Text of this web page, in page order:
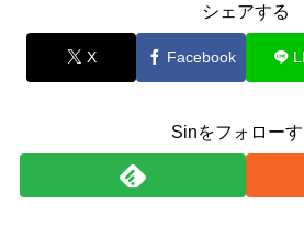
シェアする
X Facebook
Sinをフォロー